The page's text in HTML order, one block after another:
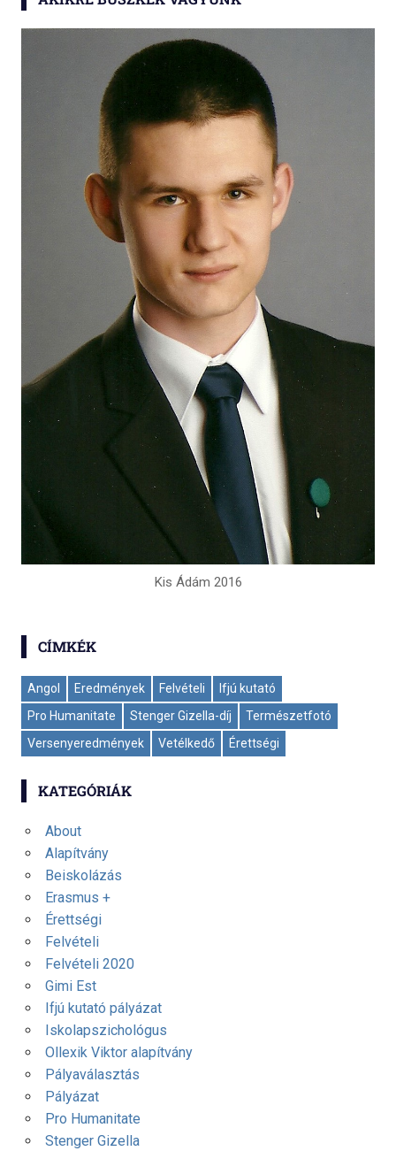
Kis Ádám 2016
CÍMKÉK
Angol Eredmények Felvételi
Ifjú kutató
Pro Humanitate
Stenger Gizella-díj
Természetfotó
Versenyeredmények
Vetélkedő Érettségi
KATEGÓRIÁK
About
Alapítvány
Beiskolázás
Erasmus +
Érettségi
Felvételi
Felvételi 2020
Gimi Est
Ifjú kutató pályázat
Iskolapszichológus
Ollexik Viktor alapítvány
Pályaválasztás
Pályázat
Pro Humanitate
Stenger Gizella